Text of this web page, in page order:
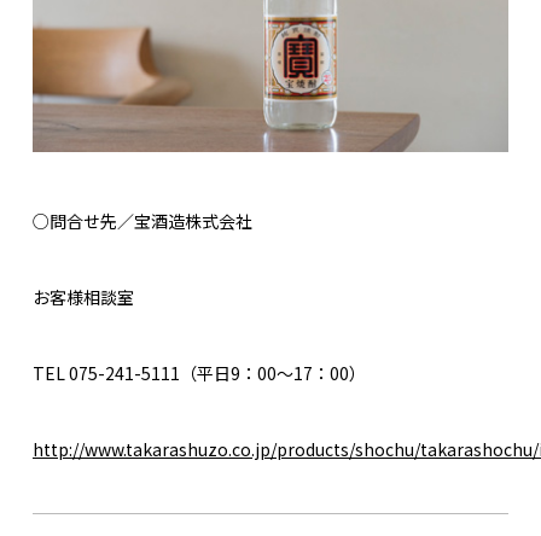
○問合せ先／宝酒造株式会社
お客様相談室
TEL 075-241-5111（平日9：00～17：00）
http://www.takarashuzo.co.jp/products/shochu/